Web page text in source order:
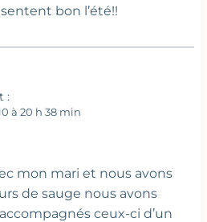
bon l’été!!
:
à 20 h 38 min
mon mari et nous avons
de sauge nous avons
ceux-ci d’un